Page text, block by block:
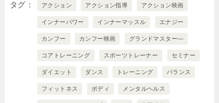
タグ アクション アクション指導 アクション映画
インナーパワー インナーマッスル エナジー
カンフー カンフー映画 グランドマスター―
コアトレーニング スポーツトレーナー セミナー
ダイエット ダンス トレーニング バランス
フィットネス ボディ メンタルヘルス